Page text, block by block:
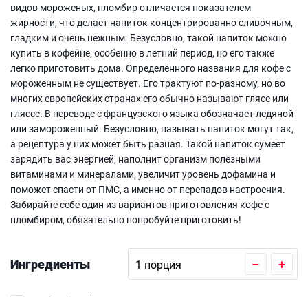
видов мороженых, пломбир отличается показателем
жирности, что делает напиток концентрированно сливочным,
гладким и очень нежным. Безусловно, такой напиток можно
купить в кофейне, особенно в летний период, но его также
легко приготовить дома. Определённого названия для кофе с
мороженным не существует. Его трактуют по-разному, но во
многих европейских странах его обычно называют глясе или
гляссе. В переводе с французского языка обозначает ледяной
или замороженный. Безусловно, называть напиток могут так,
а рецептура у них может быть разная. Такой напиток сумеет
зарядить вас энергией, наполнит организм полезными
витаминами и минералами, увеличит уровень дофамина и
поможет спасти от ПМС, а именно от перепадов настроения.
Забирайте себе один из вариантов приготовления кофе с
пломбиром, обязательно попробуйте приготовить!
Ингредиенты – +